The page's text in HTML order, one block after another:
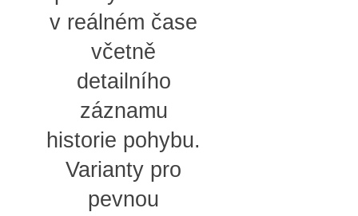
v reálném čase
včetně
detailního
záznamu
historie pohybu.
Varianty pro
pevnou